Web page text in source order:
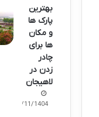
بهترین
پارک ها
و مکان
ها برای
چادر
زدن در
لاهیجان
29/11/1404